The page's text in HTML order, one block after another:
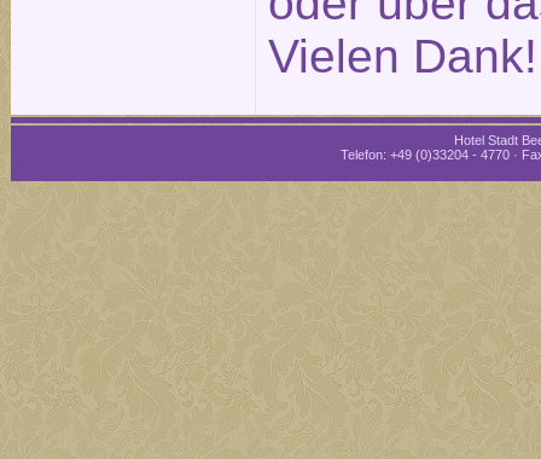
Vielen Dank!
Hotel Stadt
Telefon: +49 (0)33204 - 4770 ·